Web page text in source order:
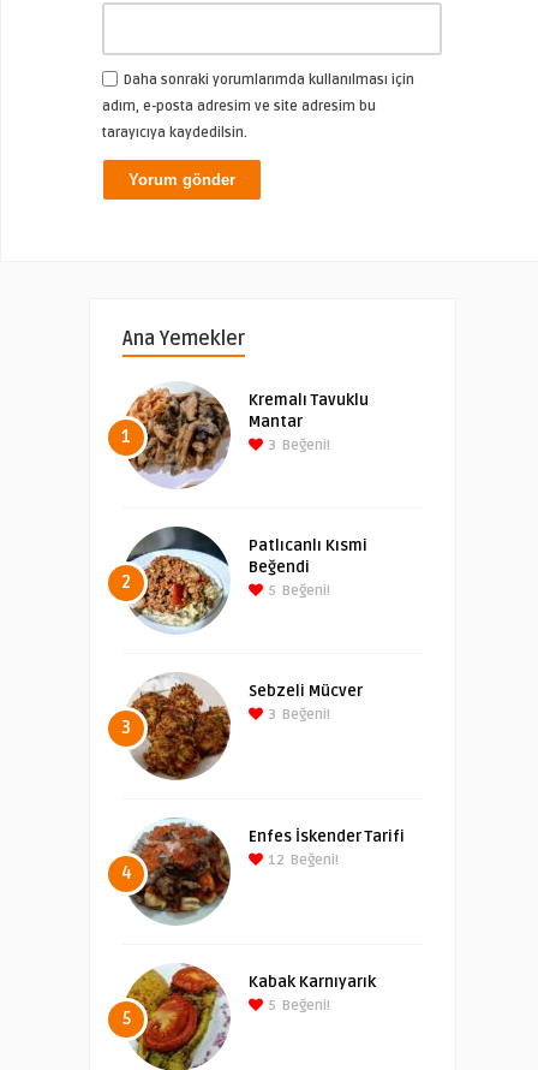
Daha sonraki yorumlarımda kullanılması için
adım, e-posta adresim ve site adresim bu
tarayıcıya kaydedilsin.
Ana Yemekler
1
Kremalı Tavuklu
Mantar
3 Beğeni!
2
Patlıcanlı Kısmi
Beğendi
5 Beğeni!
3
Sebzeli Mücver
3 Beğeni!
4
Enfes İskender Tarifi
12 Beğeni!
5
Kabak Karnıyarık
5 Beğeni!